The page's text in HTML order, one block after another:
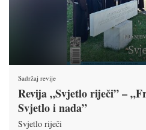
Sadržaj revije
Revija „Svjetlo riječi” –
Svjetlo i nada”
Svjetlo riječi